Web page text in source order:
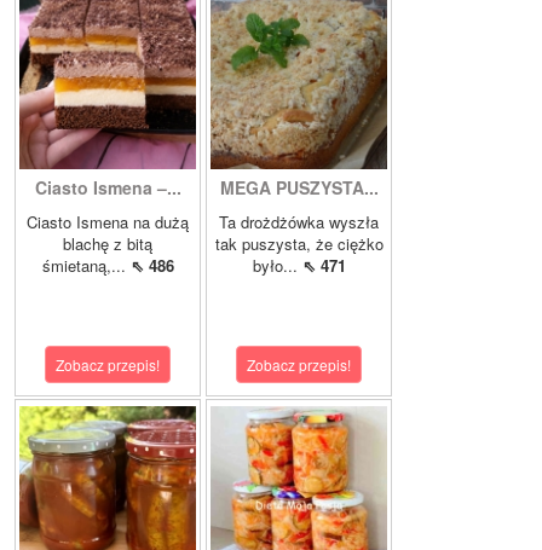
Ciasto Ismena –...
Ciasto Ismena na dużą
blachę z bitą
śmietaną,... ⇖ 486
Zobacz przepis!
MEGA PUSZYSTA...
Ta drożdżówka wyszła
tak puszysta, że ciężko
było... ⇖ 471
Zobacz przepis!